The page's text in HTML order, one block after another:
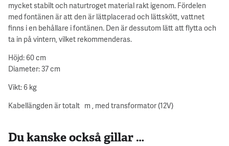
mycket stabilt och naturtroget material rakt igenom. Fördelen
med fontänen är att den är lättplacerad och lättskött, vattnet
finns i en behållare i fontänen. Den är dessutom lätt att flytta och
ta in på vintern, vilket rekommenderas.
Höjd: 60 cm
Diameter: 37 cm
Vikt: 6 kg
Kabellängden är totalt m , med transformator (12V)
Du kanske också gillar …